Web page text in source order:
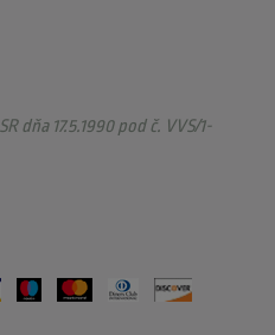
dňa 17.5.1990 pod č. VVS/1-